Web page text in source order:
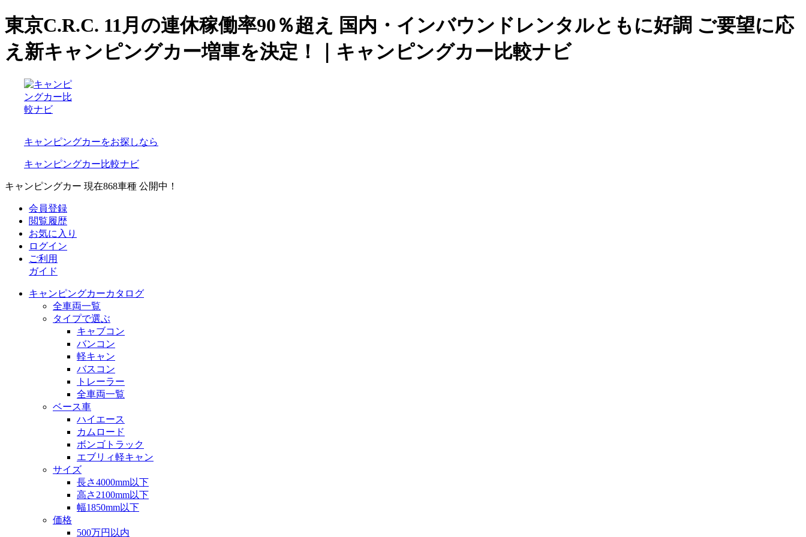
東京C.R.C. 11月の連休稼働率90％超え 国内・インバウンドレンタルともに好調 ご要望に応
え新キャンピングカー増車を決定！｜キャンピングカー比較ナビ
キャンピングカーをお探しなら
キャンピングカー比較ナビ
キャンピングカー 現在868車種 公開中！
会員登録
閲覧履歴
お気に入り
ログイン
ご利用
ガイド
キャンピングカーカタログ
全車両一覧
タイプで選ぶ
キャブコン
バンコン
軽キャン
バスコン
トレーラー
全車両一覧
ベース車
ハイエース
カムロード
ボンゴトラック
エブリィ軽キャン
サイズ
長さ4000mm以下
高さ2100mm以下
幅1850mm以下
価格
500万円以内